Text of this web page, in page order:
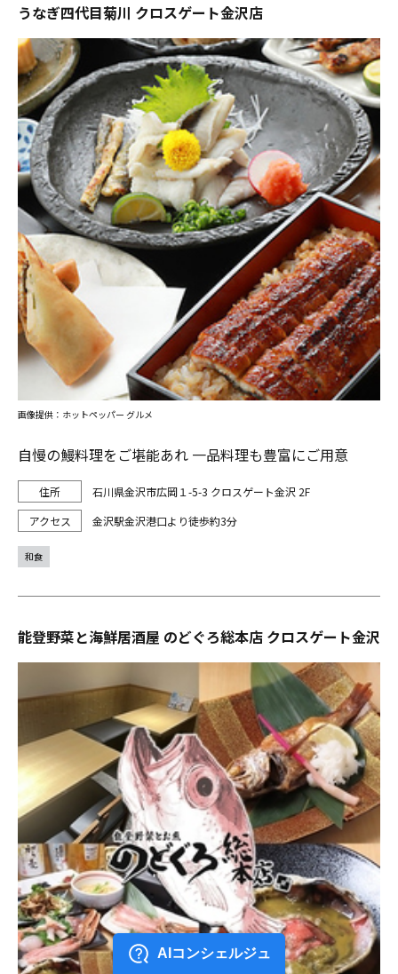
うなぎ四代目菊川 クロスゲート金沢店
自慢の鰻料理をご堪能あれ 一品料理も豊富にご用意
石川県金沢市広岡１-5-3 クロスゲート金沢 2F
金沢駅金沢港口より徒歩約3分
画像提供：ホットペッパー グルメ
和食
能登野菜と海鮮居酒屋 のどぐろ総本店 クロスゲート金沢